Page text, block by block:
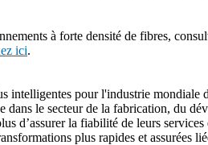
à forte densité de fibres,
ici.
pour l'industrie
dans le secteur de la fabrication, du
d’assurer la fiabilité de leurs
plus rapides et assurées